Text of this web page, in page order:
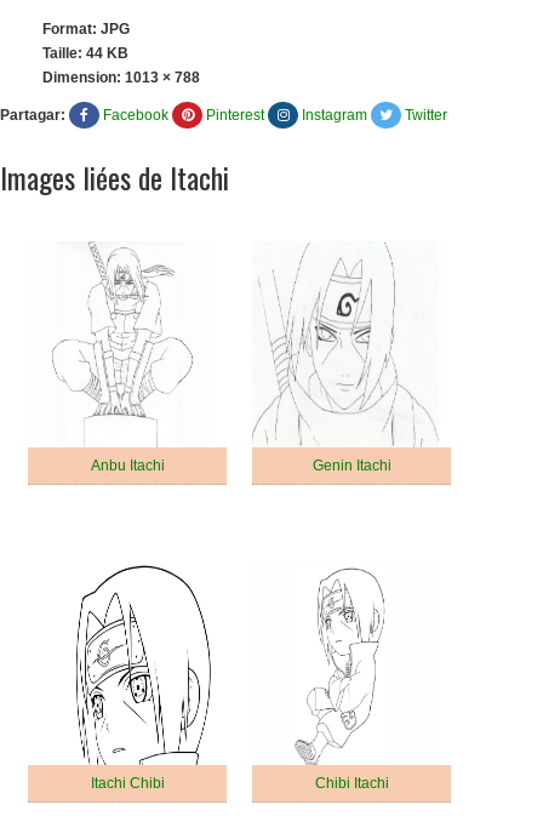
Format: JPG
Taille: 44 KB
Dimension: 1013 × 788
Partagar: Facebook Pinterest Instagram Twitter
Images liées de Itachi
Anbu Itachi Genin Itachi
Itachi Chibi Chibi Itachi